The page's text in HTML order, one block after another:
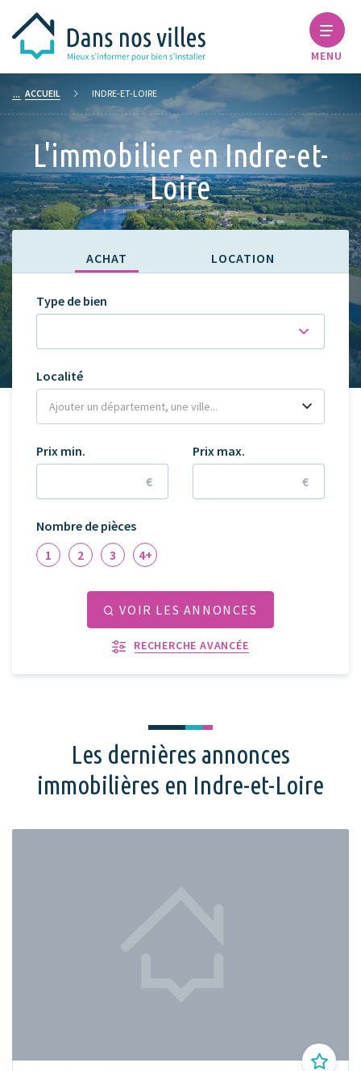
MENU
ACCUEIL INDRE-ET-LOIRE
L'immobilier en Indre-et-
Loire
ACHAT LOCATION
Type de bien
Localité
Prix min.
€
Prix max.
€
Nombre de pièces
1
2 3 4+
VOIR LES ANNONCES
RECHERCHE AVANCÉE
Les dernières annonces
immobilières en Indre-et-Loire